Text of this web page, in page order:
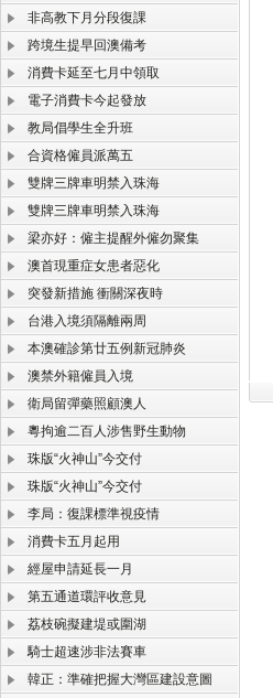
非高教下月分段復課
跨境生提早回澳備考
消費卡延至七月中領取
電子消費卡今起發放
教局倡學生全升班
合資格僱員派萬五
雙牌三牌車明禁入珠海
雙牌三牌車明禁入珠海
梁亦好：僱主提醒外僱勿聚集
澳首現重症女患者惡化
突發新措施 衝關深夜時
台港入境須隔離兩周
本澳確診第廿五例新冠肺炎
澳禁外籍僱員入境
衛局留彈藥照顧澳人
粵拘逾二百人涉售野生動物
珠版“火神山”今交付
珠版“火神山”今交付
李局：復課標準視疫情
消費卡五月起用
經屋申請延長一月
第五通道環評收意見
荔枝碗擬建堤或圍湖
騎士超速涉非法賽車
韓正：準確把握大灣區建設意圖